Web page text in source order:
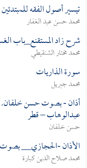
تيسير أصول الفقه
محمد حسن عبد الغفار
شرح زاد المستقنع_باب
محمد مختار الشنقيطي
سورة الذاريات
محمد جبريل
أذان - بصوت حسن خلفان.
عبدالوهاب – قطر
حسن خلفان
الأذان -الحجازي__
محمد صلاح الدين كبارة